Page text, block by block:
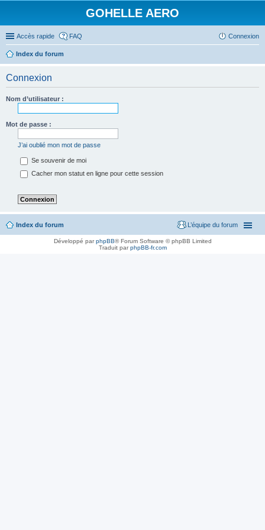
GOHELLE AERO
Accès rapide FAQ Connexion
Index du forum
Connexion
Nom d’utilisateur :
Mot de passe :
J’ai oublié mon mot de passe
Se souvenir de moi
Cacher mon statut en ligne pour cette session
Index du forum L’équipe du forum
Développé parphpBB® Forum Software © phpBB Limited
Traduit parphpBB-fr.com